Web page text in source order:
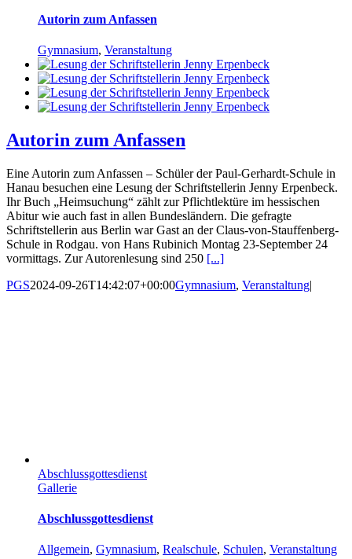
Autorin zum Anfassen
Gymnasium, Veranstaltung
Autorin zum Anfassen
Eine Autorin zum Anfassen – Schüler der Paul-Gerhardt-Schule in
Hanau besuchen eine Lesung der Schriftstellerin Jenny Erpenbeck.
Ihr Buch „Heimsuchung“ zählt zur Pflichtlektüre im hessischen
Abitur wie auch fast in allen Bundesländern. Die gefragte
Schriftstellerin aus Berlin war Gast an der Claus-von-Stauffenberg-
Schule in Rodgau. von Hans Rubinich Montag 23-September 24
vormittags. Zur Autorenlesung sind 250 [...]
PGS2024-09-26T14:42:07+00:00Gymnasium, Veranstaltung|
Abschlussgottesdienst
Gallerie
Abschlussgottesdienst
Allgemein, Gymnasium, Realschule, Schulen, Veranstaltung